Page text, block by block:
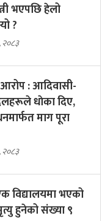
भएपछि हेलो
?
: आदिवासी-
धाेका दिए,
माग पूरा
विद्यालयमा भएको
हुनेको संख्या ९